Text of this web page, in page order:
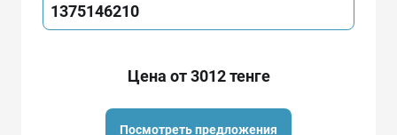
1375146210
Цена от 3012 тенге
Посмотреть предложения